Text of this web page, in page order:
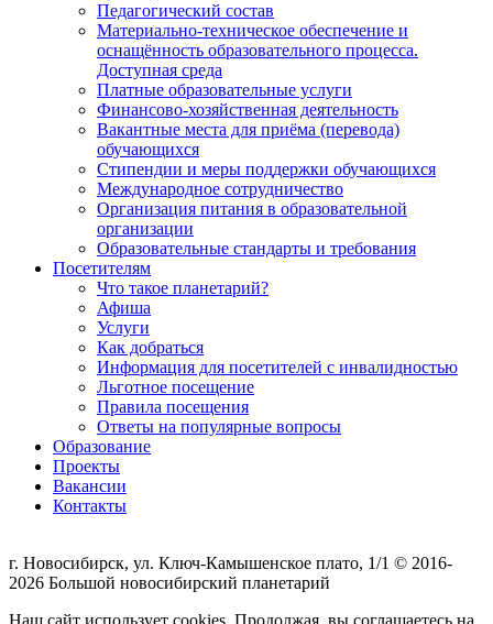
Педагогический состав
Материально-техническое обеспечение и
оснащённость образовательного процесса.
Доступная среда
Платные образовательные услуги
Финансово-хозяйственная деятельность
Вакантные места для приёма (перевода)
обучающихся
Стипендии и меры поддержки обучающихся
Международное сотрудничество
Организация питания в образовательной
организации
Образовательные стандарты и требования
Посетителям
Что такое планетарий?
Афиша
Услуги
Как добраться
Информация для посетителей с инвалидностью
Льготное посещение
Правила посещения
Ответы на популярные вопросы
Образование
Проекты
Вакансии
Контакты
г. Новосибирск, ул. Ключ-Камышенское плато, 1/1 © 2016-
2026 Большой новосибирский планетарий
Наш сайт использует cookies. Продолжая, вы соглашаетесь на